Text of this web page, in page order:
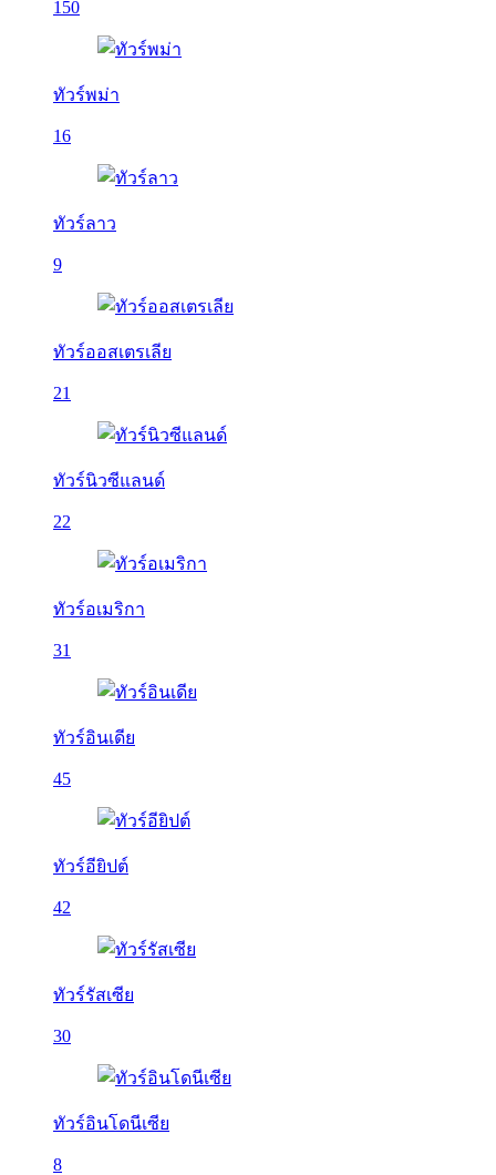
150
ทัวร์พม่า
16
ทัวร์ลาว
9
ทัวร์ออสเตรเลีย
21
ทัวร์นิวซีแลนด์
22
ทัวร์อเมริกา
31
ทัวร์อินเดีย
45
ทัวร์อียิปต์
42
ทัวร์รัสเซีย
30
ทัวร์อินโดนีเซีย
8